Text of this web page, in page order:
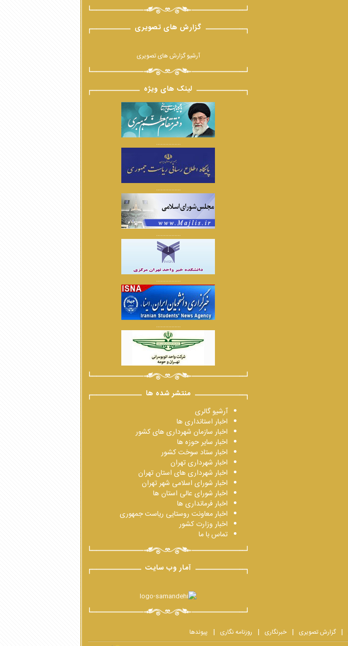
گزارش های تصویری
آرشیو گزارش های تصویری
لینک های ویژه
................
................
................
................
................
منتشر شده ها
آرشیو گالری
اخبار استانداری ها
اخبار سازمان شهرداری های کشور
اخبار سایر حوزه ها
اخبار ستاد سوخت کشور
اخبار شهرداری تهران
اخبار شهرداری های استان تهران
اخبار شورای اسلامی شهر تهران
اخبار شورای عالی استان ها
اخبار فرمانداری ها
اخبار معاونت روستایی ریاست جمهوری
اخبار وزارت کشور
تماس با ما
آمار وب سایت
گزارش تصویری خبرنگاری روزنامه نگاری پیوندها